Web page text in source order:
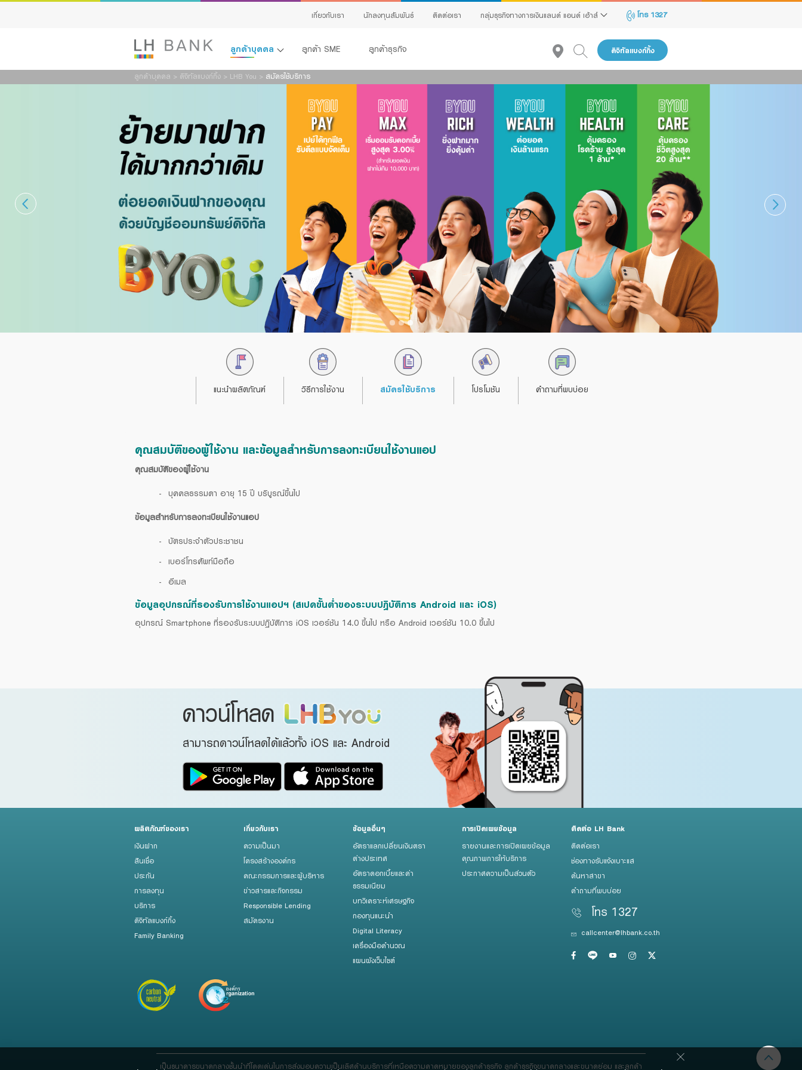
เกี่ยวกับเรา นักลงทุนสัมพันธ์ ติดต่อเรา กลุ่มธุรกิจทางการเงินแลนด์ แอนด์ เฮ้าส์ โทร 1327
ลูกค้าบุคคล ลูกค้า SME ลูกค้าธุรกิจ ดิจิทัลแบงก์กิ้ง
สินเชื่อ
ประกัน
การลงทุน
บริการ
ดิจิทัลแบงก์กิ้ง
Foreigners
บัญชีเพื่อธุรกิจ
บริการ
Advisory Service
Product Program
สินเชื่อธุรกิจ
สินเชื่อและบริการการค้าระหว่างประเทศ
หนังสือค้ำประกัน
Green Transition Advisory Loan
Electronics & Electrical Appliances Loan
Construction Material Loan
ลูกค้าบุคคล > ดิจิทัลแบงก์กิ้ง > LHB You > สมัครใช้บริการ
แนะนำผลิตภัณฑ์
วิธีการใช้งาน
สมัครใช้บริการ
โปรโมชัน
คำถามที่พบบ่อย
คุณสมบัติของผู้ใช้งาน และข้อมูลสำหรับการลงทะเบียนใช้งานแอป
คุณสมบัติของผู้ใช้งาน
บุคคลธรรมดา อายุ 15 ปี บริบูรณ์ขึ้นไป
ข้อมูลสำหรับการลงทะเบียนใช้งานแอป
บัตรประจำตัวประชาชน
เบอร์โทรศัพท์มือถือ
อีเมล
ข้อมูลอุปกรณ์ที่รองรับการใช้งานแอปฯ (สเปคขั้นต่ำของระบบปฎิบัติการ Android และ iOS)
อุปกรณ์ Smartphone ที่รองรับระบบปฏิบัติการ iOS เวอร์ชัน 14.0 ขึ้นไป หรือ Android เวอร์ชัน 10.0 ขึ้นไป
ดาวน์โหลด
สามารถดาวน์โหลดได้แล้วทั้ง iOS และ Android
ผลิตภัณฑ์ของเรา
เงินฝาก
สินเชื่อ
ประกัน
การลงทุน
บริการ
ดิจิทัลแบงก์กิ้ง
Family Banking
เกี่ยวกับเรา
ความเป็นมา
โครงสร้างองค์กร
คณะกรรมการและผู้บริหาร
ข่าวสารและกิจกรรม
Responsible Lending
สมัครงาน
ข้อมูลอื่นๆ
อัตราแลกเปลี่ยนเงินตรา
ต่างประเทศ
อัตราดอกเบี้ยและค่า
ธรรมเนียม
บทวิเคราะห์เศรษฐกิจ
กองทุนแนะนำ
Digital Literacy
เครื่องมือคำนวณ
แผนผังเว็บไซต์
การเปิดเผยข้อมูล
รายงานและการเปิดเผยข้อมูล
คุณภาพการให้บริการ
ประกาศความเป็นส่วนตัว
ติดต่อ LH Bank
ติดต่อเรา
ช่องทางรับแจ้งเบาะแส
ค้นหาสาขา
คำถามที่พบบ่อย
โทร 1327
callcenter@lhbank.co.th
เป็นธนาคารขนาดกลางชั้นนำที่โดดเด่นในการส่งมอบความเป็นเลิศด้านบริการที่เหนือความคาดหมายของลูกค้าธุรกิจ ลูกค้าธุรกิจขนาดกลางและขนาดย่อม และลูกค้า